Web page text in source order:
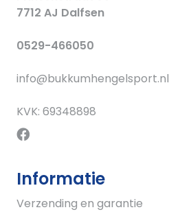
7712 AJ Dalfsen
0529-466050
info@bukkumhengelsport.nl
KVK: 69348898
Informatie
Verzending en garantie